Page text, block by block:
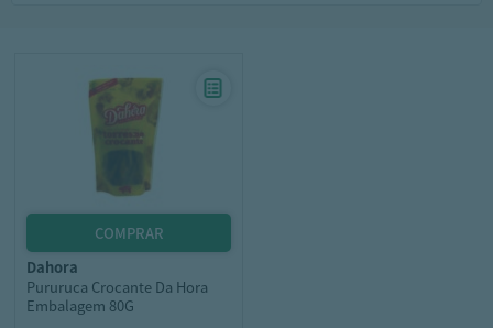
dahora
Pururuca Crocante Da Hora
Embalagem 80G